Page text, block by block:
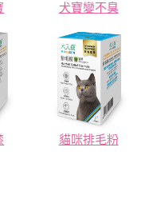
犬寶變不臭
貓咪排毛粉